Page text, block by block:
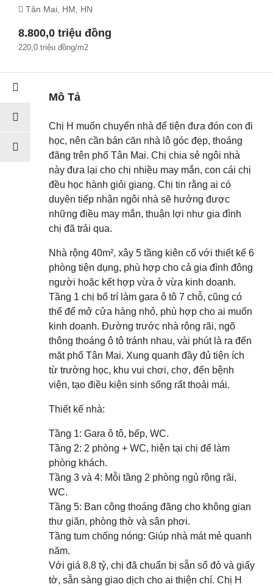
Tân Mai, HM, HN
8.800,0 triệu đồng
220,0 triệu đồng/m2
Mô Tả
Chị H muốn chuyển nhà để tiện đưa đón con đi
học, nên cần bán căn nhà lô góc đẹp, thoáng
đãng trên phố Tân Mai. Chị chia sẻ ngôi nhà
này đưa lại cho chị nhiều may mắn, con cái chị
đều học hành giỏi giang. Chị tin rằng ai có
duyên tiếp nhận ngôi nhà sẽ hưởng được
những điều may mắn, thuận lợi như gia đình
chị đã trải qua.
Nhà rộng 40m², xây 5 tầng kiên cố với thiết kế 6
phòng tiện dụng, phù hợp cho cả gia đình đông
người hoặc kết hợp vừa ở vừa kinh doanh.
Tầng 1 chị bố trí làm gara ô tô 7 chỗ, cũng có
thể để mở cửa hàng nhỏ, phù hợp cho ai muốn
kinh doanh. Đường trước nhà rộng rãi, ngõ
thông thoáng ô tô tránh nhau, vài phút là ra đến
mặt phố Tân Mai. Xung quanh đầy đủ tiện ích
từ trường học, khu vui chơi, chợ, đến bệnh
viện, tạo điều kiện sinh sống rất thoải mái.
Thiết kế nhà:
Tầng 1: Gara ô tô, bếp, WC.
Tầng 2: 2 phòng + WC, hiện tại chị để làm
phòng khách.
Tầng 3 và 4: Mỗi tầng 2 phòng ngủ rộng rãi,
WC.
Tầng 5: Ban công thoáng đãng cho không gian
thư giãn, phòng thờ và sân phơi.
Tầng tum chống nóng: Giúp nhà mát mẻ quanh
năm.
Với giá 8.8 tỷ, chị đã chuẩn bị sẵn sổ đỏ và giấy
tờ, sẵn sàng giao dịch cho ai thiện chí. Chị H